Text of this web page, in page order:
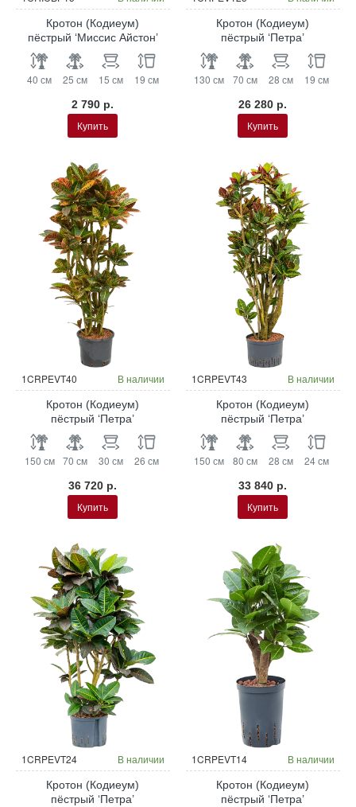
Кротон (Кодиеум)
пёстрый ‘Миссис Айстон’
40 см 25 см 15 см 19 см
2 790 р.
Купить
Кротон (Кодиеум)
пёстрый ‘Петра’
130 см 70 см 28 см 19 см
26 280 р.
Купить
Гидропоника
1CRPEVT40 В наличии
Кротон (Кодиеум)
пёстрый ‘Петра’
150 см 70 см 30 см 26 см
36 720 р.
Купить
Гидропоника
1CRPEVT43 В наличии
Кротон (Кодиеум)
пёстрый ‘Петра’
150 см 80 см 28 см 24 см
33 840 р.
Купить
Гидропоника
1CRPEVT24 В наличии
Кротон (Кодиеум)
пёстрый ‘Петра’
Гидропоника
1CRPEVT14 В наличии
Кротон (Кодиеум)
пёстрый ‘Петра’